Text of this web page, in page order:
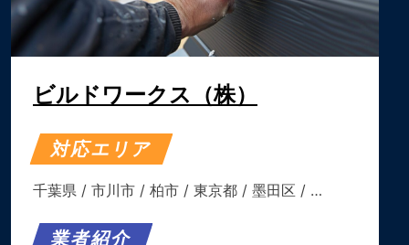
ビルドワークス（株）
対応エリア
千葉県 / 市川市 / 柏市 / 東京都 / 墨田区 / …
業者紹介